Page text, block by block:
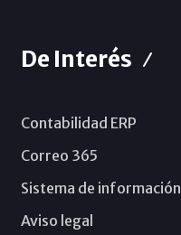
De Interés
Contabilidad ERP
Correo 365
Sistema de información
Aviso legal